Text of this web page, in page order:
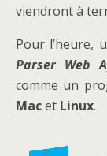
viendront à
Pour l’heure,
Parser Web
comme un
Macet Linux.